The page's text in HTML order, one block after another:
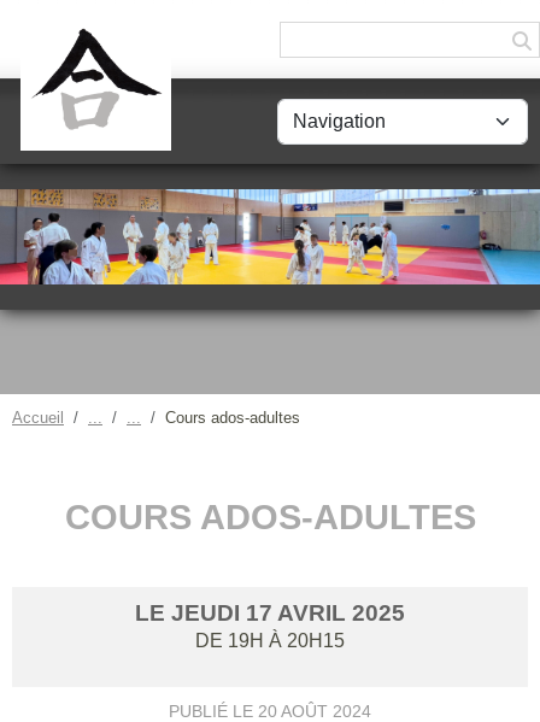
Accueil Cours ados-adultes
COURS ADOS-ADULTES
LE JEUDI 17 AVRIL 2025
DE 19H À 20H15
PUBLIÉ LE 20 AOÛT 2024